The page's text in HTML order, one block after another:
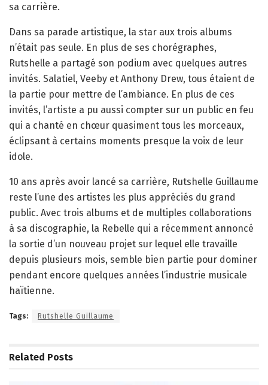
sa carrière.
Dans sa parade artistique, la star aux trois albums
n’était pas seule. En plus de ses chorégraphes,
Rutshelle a partagé son podium avec quelques autres
invités. Salatiel, Veeby et Anthony Drew, tous étaient de
la partie pour mettre de l’ambiance. En plus de ces
invités, l’artiste a pu aussi compter sur un public en feu
qui a chanté en chœur quasiment tous les morceaux,
éclipsant à certains moments presque la voix de leur
idole.
10 ans après avoir lancé sa carrière, Rutshelle Guillaume
reste l’une des artistes les plus appréciés du grand
public. Avec trois albums et de multiples collaborations
à sa discographie, la Rebelle qui a récemment annoncé
la sortie d’un nouveau projet sur lequel elle travaille
depuis plusieurs mois, semble bien partie pour dominer
pendant encore quelques années l’industrie musicale
haïtienne.
Tags: Rutshelle Guillaume
Related Posts